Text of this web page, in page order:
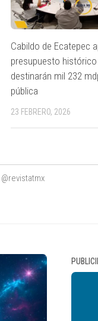
Cabildo de Ecatepec
presupuesto histórico
destinarán mil 232
pública
23 FEBRERO, 2026
@revistatmx